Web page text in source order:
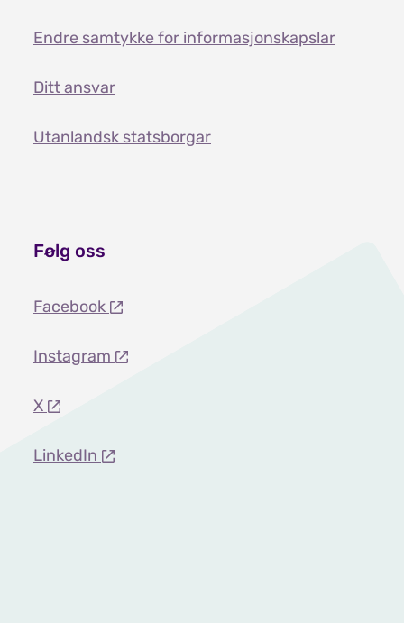
Endre samtykke for informasjonskapslar
Ditt ansvar
Utanlandsk statsborgar
Følg oss
Facebook
Instagram
X
LinkedIn